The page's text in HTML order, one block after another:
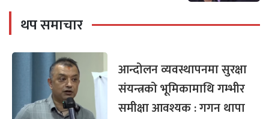
थप समाचार
आन्दोलन व्यवस्थापनमा सुरक्षा
संयन्त्रको भूमिकामाथि गम्भीर
समीक्षा आवश्यक : गगन थापा